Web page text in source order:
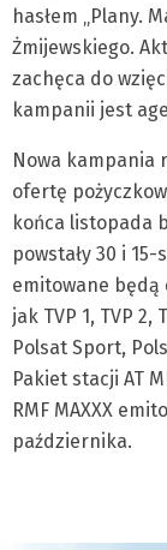
hasłem „Plany.
Żmijewskiego.
zachęca do
kampanii jest
Nowa kampania
ofertę
końca listopada
powstały 30 i
emitowane będą
jak TVP 1, TVP 2,
Polsat Sport,
Pakiet stacji AT
RMF MAXXX
października.